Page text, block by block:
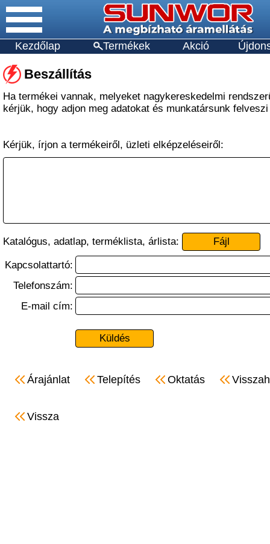
Kezdőlap Termékek Akció
Beszállítás
Ha termékei vannak, melyeket nagykereskedelmi
kérjük, hogy adjon meg adatokat és munkatársunk
Kérjük, írjon a termékeiről, üzleti elképzeléseiről:
Katalógus, adatlap, terméklista, árlista: Fájl
Kapcsolattartó:
Telefonszám:
E-mail cím:
Árajánlat Telepítés Oktatás
Vissza